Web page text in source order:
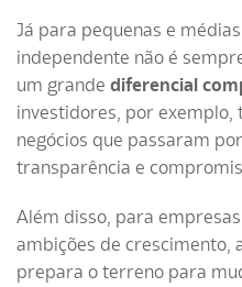
Já para pequenas e
independente não é
um grande diferencial
investidores, por exemplo,
negócios que passaram
transparência e
Além disso, para
ambições de crescimento,
prepara o terreno para